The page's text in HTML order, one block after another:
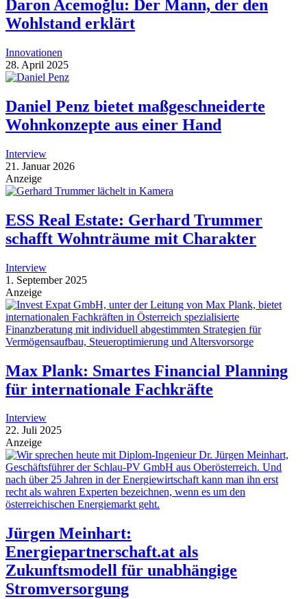
Daron Acemoğlu: Der Mann, der den
Wohlstand erklärt
Innovationen
28. April 2025
Daniel Penz bietet maßgeschneiderte
Wohnkonzepte aus einer Hand
Interview
21. Januar 2026
Anzeige
ESS Real Estate: Gerhard Trummer
schafft Wohnträume mit Charakter
Interview
1. September 2025
Anzeige
Max Plank: Smartes Financial Planning
für internationale Fachkräfte
Interview
22. Juli 2025
Anzeige
Jürgen Meinhart:
Energiepartnerschaft.at als
Zukunftsmodell für unabhängige
Stromversorgung